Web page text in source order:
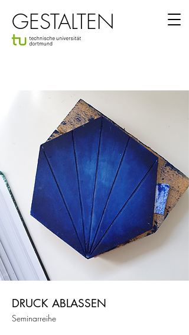
GESTALTEN
DRUCK ABLASSEN
Seminarreihe